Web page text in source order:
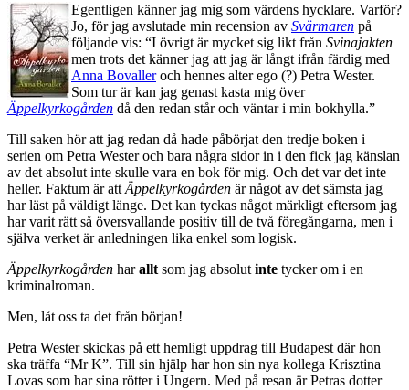
Egentligen känner jag mig som värdens hycklare. Varför?
Jo, för jag avslutade min recension av Svärmaren på
följande vis: “I övrigt är mycket sig likt från Svinajakten
men trots det känner jag att jag är långt ifrån färdig med
Anna Bovalleroch hennes alter ego (?) Petra Wester.
Som tur är kan jag genast kasta mig över
Äppelkyrkogården då den redan står och väntar i min bokhylla.”
Till saken hör att jag redan då hade påbörjat den tredje boken i
serien om Petra Wester och bara några sidor in i den fick jag känslan
av det absolut inte skulle vara en bok för mig. Och det var det inte
heller. Faktum är att Äppelkyrkogården är något av det sämsta jag
har läst på väldigt länge. Det kan tyckas något märkligt eftersom jag
har varit rätt så översvallande positiv till de två föregångarna, men i
själva verket är anledningen lika enkel som logisk.
Äppelkyrkogården harallt som jag absolut inte tycker om i en
kriminalroman.
Men, låt oss ta det från början!
Petra Wester skickas på ett hemligt uppdrag till Budapest där hon
ska träffa “Mr K”. Till sin hjälp har hon sin nya kollega Krisztina
Lovas som har sina rötter i Ungern. Med på resan är Petras dotter